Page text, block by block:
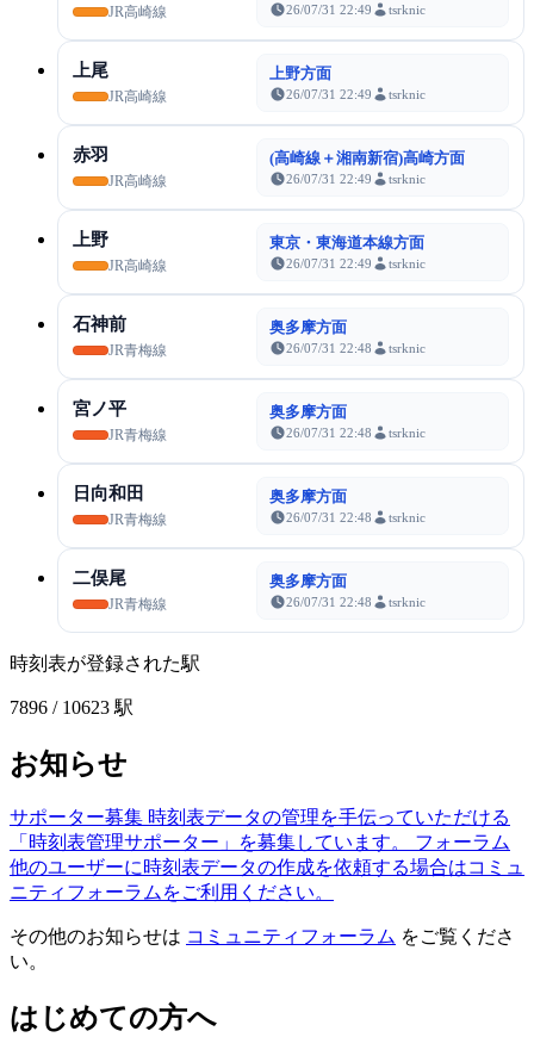
JR高崎線 26/07/31 22:49 tsrknic
上尾
JR高崎線
上野方面
26/07/31 22:49 tsrknic
赤羽
JR高崎線
(高崎線＋湘南新宿)高崎方面
26/07/31 22:49 tsrknic
上野
JR高崎線
東京・東海道本線方面
26/07/31 22:49 tsrknic
石神前
JR青梅線
奥多摩方面
26/07/31 22:48 tsrknic
宮ノ平
JR青梅線
奥多摩方面
26/07/31 22:48 tsrknic
日向和田
JR青梅線
奥多摩方面
26/07/31 22:48 tsrknic
二俣尾
JR青梅線
奥多摩方面
26/07/31 22:48 tsrknic
時刻表が登録された駅
7896 / 10623 駅
お知らせ
サポーター募集 時刻表データの管理を手伝っていただける
「時刻表管理サポーター」を募集しています。
フォーラム
他のユーザーに時刻表データの作成を依頼する場合はコミュ
ニティフォーラムをご利用ください。
その他のお知らせは コミュニティフォーラム をご覧くださ
い。
はじめての方へ